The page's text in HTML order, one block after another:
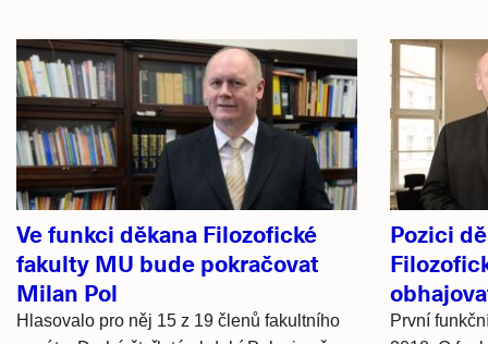
Související
články
Ve funkci děkana Filozofické
fakulty MU bude pokračovat
Milan Pol
Hlasovalo pro něj 15 z 19 členů fakultního
Pozici
První